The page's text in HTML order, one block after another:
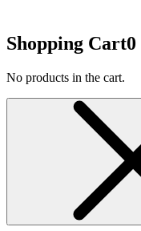
Shopping Cart0
No products in the cart.